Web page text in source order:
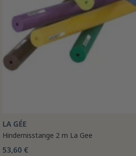
LA GÉE
Hindernisstange 2 m La Gee
53,60 €